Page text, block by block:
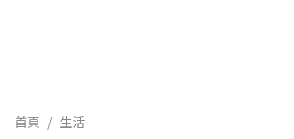
首頁 / 生活